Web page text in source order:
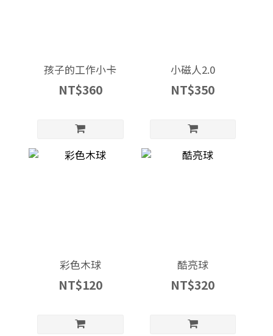
孩子的工作小卡
NT$360
小磁人2.0
NT$350
彩色木球
NT$120
酷亮球
NT$320